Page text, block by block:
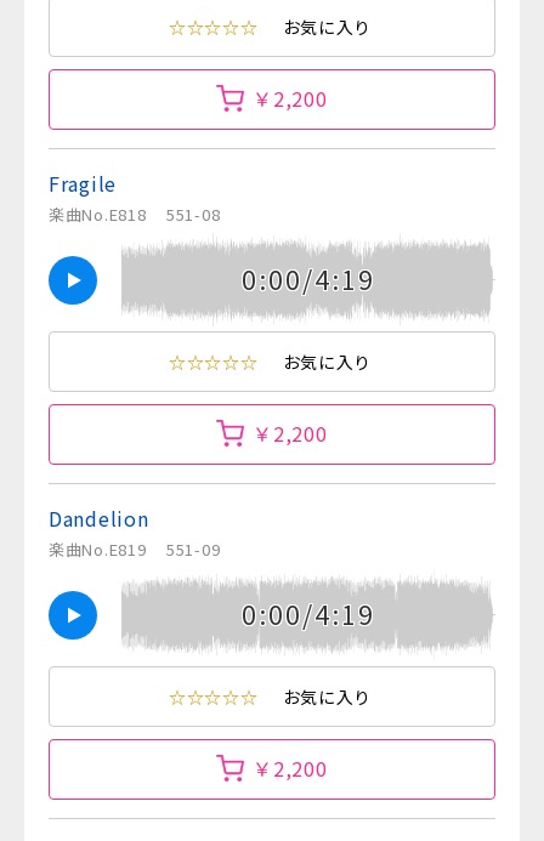
☆☆☆☆☆ お気に入り
￥2,200
Fragile
楽曲No.E818 551-08
0:00/4:19
☆☆☆☆☆ お気に入り
￥2,200
Dandelion
楽曲No.E819 551-09
0:00/4:19
☆☆☆☆☆ お気に入り
￥2,200